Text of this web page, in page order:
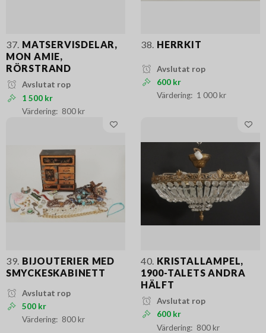
37. MATSERVISDELAR,
MON AMIE,
RÖRSTRAND
Avslutat rop
1 500 kr
800 kr
38. HERRKIT
Avslutat rop
600 kr
1 000 kr
39. BIJOUTERIER MED
SMYCKESKABINETT
Avslutat rop
500 kr
800 kr
40. KRISTALLAMPEL,
1900-TALETS ANDRA
HÄLFT
Avslutat rop
600 kr
800 kr